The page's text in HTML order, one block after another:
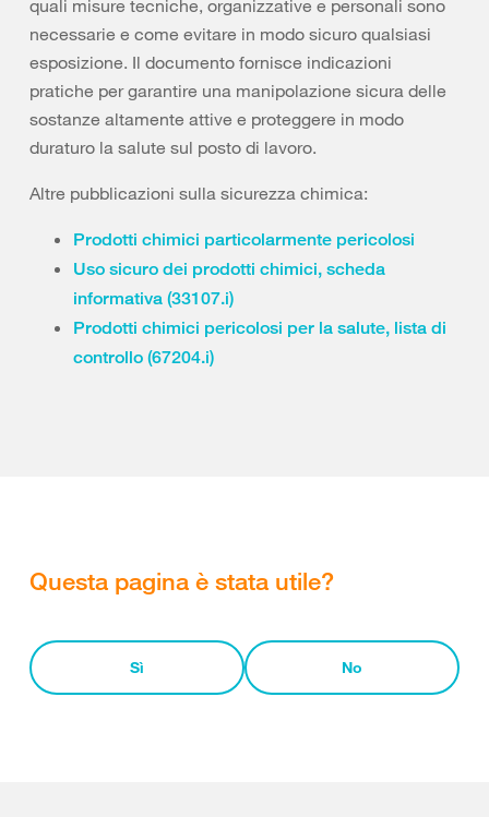
quali misure tecniche, organizzative e personali sono
necessarie e come evitare in modo sicuro qualsiasi
esposizione. Il documento fornisce indicazioni
pratiche per garantire una manipolazione sicura delle
sostanze altamente attive e proteggere in modo
duraturo la salute sul posto di lavoro.
Altre pubblicazioni sulla sicurezza chimica:
Prodotti chimici particolarmente pericolosi
Uso sicuro dei prodotti chimici, scheda
informativa (33107.i)
Prodotti chimici pericolosi per la salute, lista di
controllo (67204.i)
Questa pagina è stata utile?
Sì No